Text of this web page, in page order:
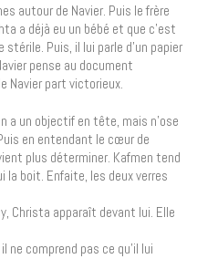
autour de Navier. Puis le frère
a déjà eu un bébé et que c’est
Puis, il lui parle d’un papier
pense au document
Navier part victorieux.
a un objectif en tête, mais n’ose
en entendant le cœur de
plus déterminer. Kafmen tend
la boit. Enfaite, les deux verres
Christa apparaît devant lui. Elle
comprend pas ce qu’il lui